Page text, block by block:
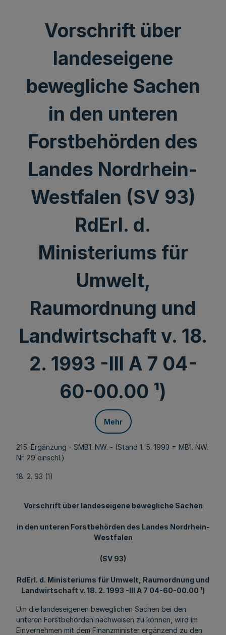
Vorschrift über
landeseigene
bewegliche Sachen
in den unteren
Forstbehörden des
Landes Nordrhein-
Westfalen (SV 93)
RdErl. d.
Ministeriums für
Umwelt,
Raumordnung und
Landwirtschaft v. 18.
2. 1993 -III A 7 04-
60-00.00 ¹)
Mehr
215. Ergänzung - SMB1. NW. - (Stand 1. 5. 1993 = MB1. NW.
Nr. 29 einschl.)
18. 2. 93 (1)
Vorschrift über landeseigene bewegliche Sachen
in den unteren Forstbehörden des Landes Nordrhein-
Westfalen
(SV 93)
RdErl. d. Ministeriums für Umwelt, Raumordnung und
Landwirtschaft v. 18. 2. 1993 -III A 7 04-60-00.00 ¹)
Um die landeseigenen beweglichen Sachen bei den
unteren Forstbehörden nachweisen zu können, wird im
Einvernehmen mit dem Finanzminister ergänzend zu den